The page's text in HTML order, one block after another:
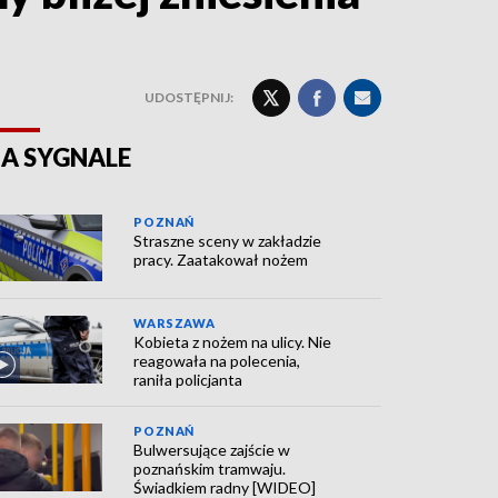
UDOSTĘPNIJ:
SYGNALE
POZNAŃ
Straszne sceny w zakładzie
pracy. Zaatakował nożem
WARSZAWA
Kobieta z nożem na ulicy. Nie
reagowała na polecenia,
raniła policjanta
POZNAŃ
Bulwersujące zajście w
poznańskim tramwaju.
Świadkiem radny [WIDEO]